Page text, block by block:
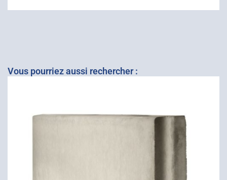
Vous pourriez aussi rechercher :